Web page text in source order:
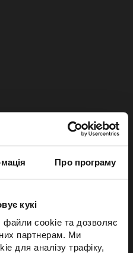
Про програму
кукі
файли cookie та дозволяє
партнерам. Ми
для аналізу трафіку,